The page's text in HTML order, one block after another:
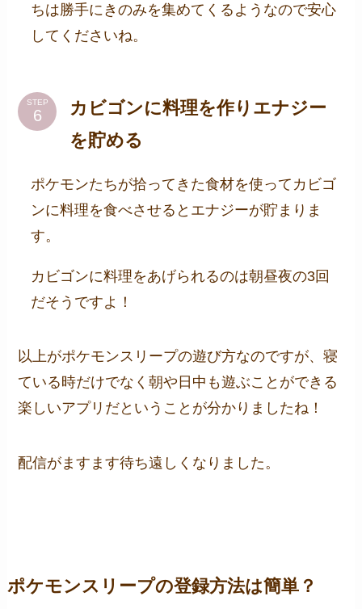
ちは勝手にきのみを集めてくるようなので安心
してくださいね。
STEP
カビゴンに料理を作りエナジー
を貯める
ポケモンたちが拾ってきた食材を使ってカビゴ
ンに料理を食べさせるとエナジーが貯まりま
す。
カビゴンに料理をあげられるのは朝昼夜の3回
だそうですよ！
以上がポケモンスリープの遊び方なのですが、寝
ている時だけでなく朝や日中も遊ぶことができる
楽しいアプリだということが分かりましたね！
配信がますます待ち遠しくなりました。
ポケモンスリープの登録方法は簡単？